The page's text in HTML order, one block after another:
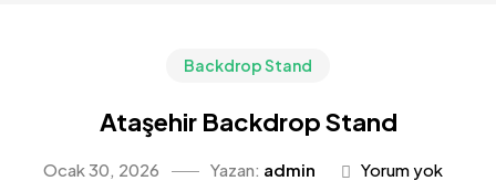
Backdrop Stand
Ataşehir Backdrop Stand
Ocak 30, 2026 Yazan: admin Yorum yok